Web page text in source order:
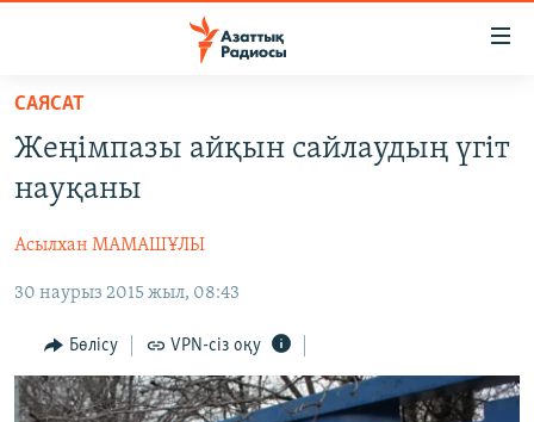
Skip
main
content
to
Navigation
Search
САЯСАТ
AZATTYQTV
ҚАҢТАР ОҚИҒАСЫ
АДАМ ҚҰҚЫҚТАРЫ
ӘЛЕУМЕТ
ӘЛЕМ
САЯСАТ
Жеңімпазы айқын сайлаудың үгіт
науқаны
Асылхан МАМАШҰЛЫ
30 наурыз 2015 жыл, 08:43
Бөлісу VPN-сіз оқу